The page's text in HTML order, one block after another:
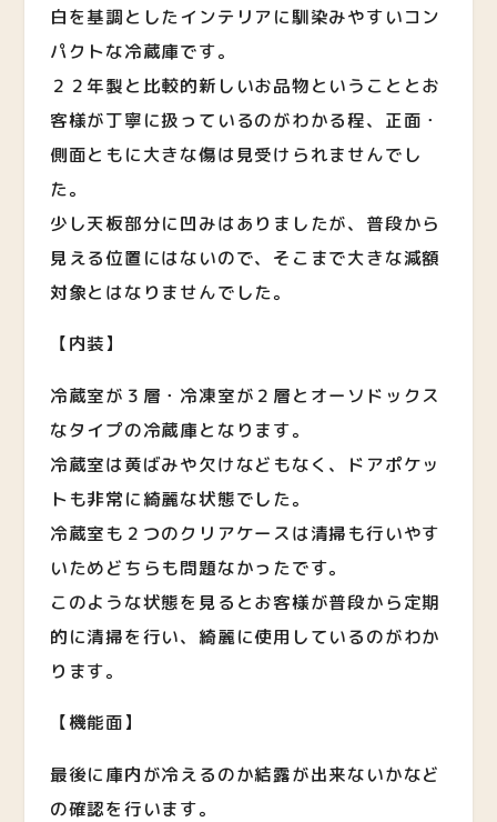
白を基調としたインテリアに馴染みやすいコン
パクトな冷蔵庫です。
２２年製と比較的新しいお品物ということとお
客様が丁寧に扱っているのがわかる程、正面・
側面ともに大きな傷は見受けられませんでし
た。
少し天板部分に凹みはありましたが、普段から
見える位置にはないので、そこまで大きな減額
対象とはなりませんでした。
【内装】
冷蔵室が３層・冷凍室が２層とオーソドックス
なタイプの冷蔵庫となります。
冷蔵室は黄ばみや欠けなどもなく、ドアポケッ
トも非常に綺麗な状態でした。
冷蔵室も２つのクリアケースは清掃も行いやす
いためどちらも問題なかったです。
このような状態を見るとお客様が普段から定期
的に清掃を行い、綺麗に使用しているのがわか
ります。
【機能面】
最後に庫内が冷えるのか結露が出来ないかなど
の確認を行います。